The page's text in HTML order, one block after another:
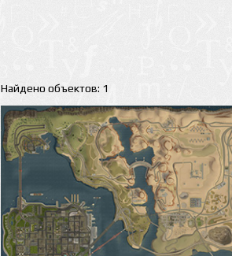
Найдено объектов: 1